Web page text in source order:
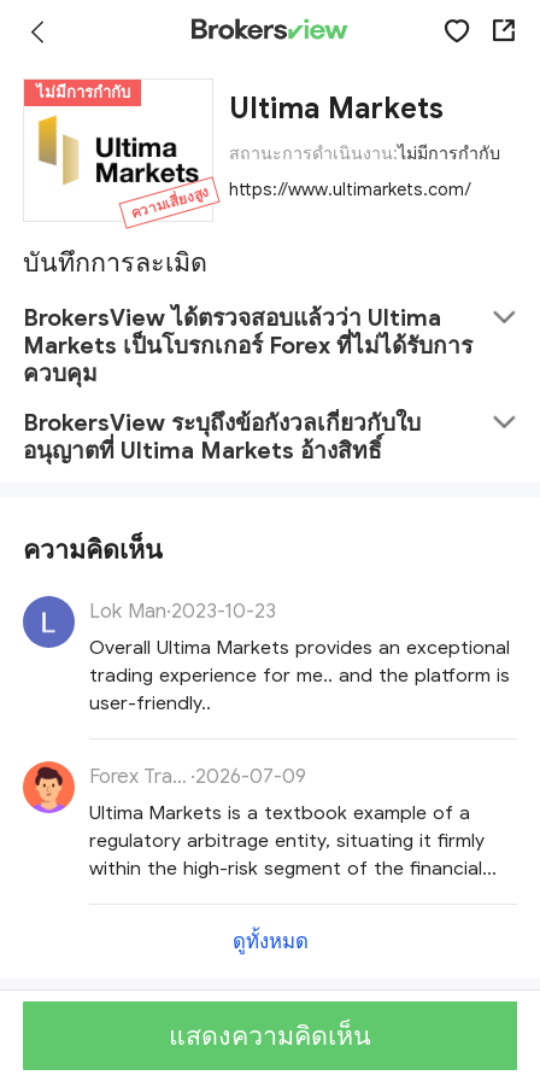
ไม่มีการกำกับ
ความเสี่ยงสูง
Ultima Markets
สถานะการดำเนินงาน:ไม่มีการกำกับ
https://www.ultimarkets.com/
บันทึกการละเมิด
BrokersView ได้ตรวจสอบแล้วว่า Ultima
Markets เป็นโบรกเกอร์ Forex ที่ไม่ได้รับการ
ควบคุม
BrokersView ระบุถึงข้อกังวลเกี่ยวกับใบ
อนุญาตที่ Ultima Markets อ้างสิทธิ์
ความคิดเห็น
Lok Man·2023-10-23
Overall Ultima Markets provides an exceptional
trading experience for me.. and the platform is
user-friendly..
Forex Trader ·2026-07-09
Ultima Markets is a textbook example of a
regulatory arbitrage entity, situating it firmly
within the high-risk segment of the financial
ดูทั้งหมด
แสดงความคิดเห็น